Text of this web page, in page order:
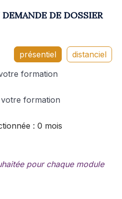
DE DOSSIER
présentiel
distanciel
formation
formation
: 0 mois
pour chaque module